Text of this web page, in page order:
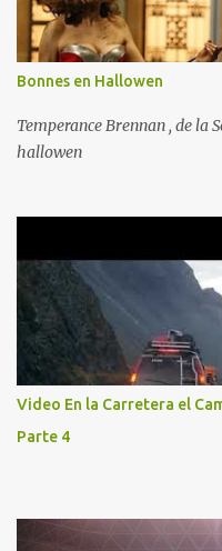
Bonnes en Hallowen
Temperance Brennan , de la
hallowen
Video En la Carretera el
Parte 4